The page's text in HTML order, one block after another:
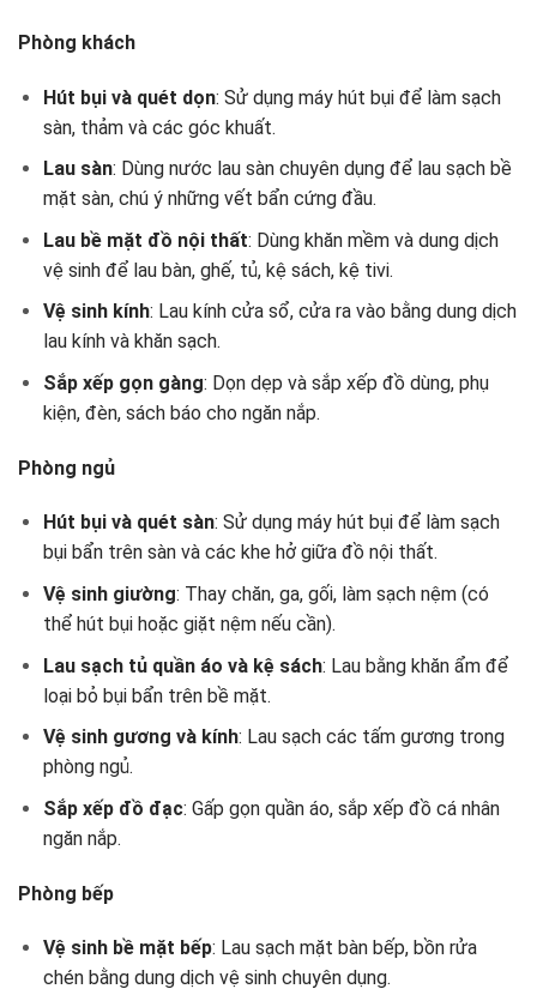
Phòng khách
Hút bụi và quét dọn: Sử dụng máy hút bụi để làm sạch
sàn, thảm và các góc khuất.
Lau sàn: Dùng nước lau sàn chuyên dụng để lau sạch bề
mặt sàn, chú ý những vết bẩn cứng đầu.
Lau bề mặt đồ nội thất: Dùng khăn mềm và dung dịch
vệ sinh để lau bàn, ghế, tủ, kệ sách, kệ tivi.
Vệ sinh kính: Lau kính cửa sổ, cửa ra vào bằng dung dịch
lau kính và khăn sạch.
Sắp xếp gọn gàng: Dọn dẹp và sắp xếp đồ dùng, phụ
kiện, đèn, sách báo cho ngăn nắp.
Phòng ngủ
Hút bụi và quét sàn: Sử dụng máy hút bụi để làm sạch
bụi bẩn trên sàn và các khe hở giữa đồ nội thất.
Vệ sinh giường: Thay chăn, ga, gối, làm sạch nệm (có
thể hút bụi hoặc giặt nệm nếu cần).
Lau sạch tủ quần áo và kệ sách: Lau bằng khăn ẩm để
loại bỏ bụi bẩn trên bề mặt.
Vệ sinh gương và kính: Lau sạch các tấm gương trong
phòng ngủ.
Sắp xếp đồ đạc: Gấp gọn quần áo, sắp xếp đồ cá nhân
ngăn nắp.
Phòng bếp
Vệ sinh bề mặt bếp: Lau sạch mặt bàn bếp, bồn rửa
chén bằng dung dịch vệ sinh chuyên dụng.